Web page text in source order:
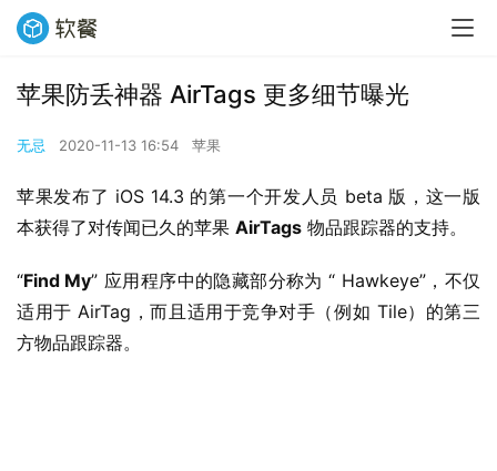
苹果防丢神器 AirTags 更多细节曝光
无忌 2020-11-13 16:54 苹果
苹果发布了 iOS 14.3 的第一个开发人员 beta 版，这一版
本获得了对传闻已久的苹果 AirTags 物品跟踪器的支持。
“Find My” 应用程序中的隐藏部分称为 “ Hawkeye”，不仅
适用于 AirTag，而且适用于竞争对手（例如 Tile）的第三
方物品跟踪器。